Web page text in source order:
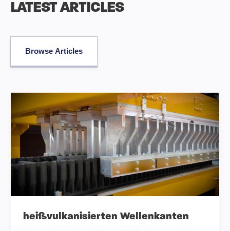
LATEST ARTICLES
Browse Articles
heißvulkanisierten Wellenkanten